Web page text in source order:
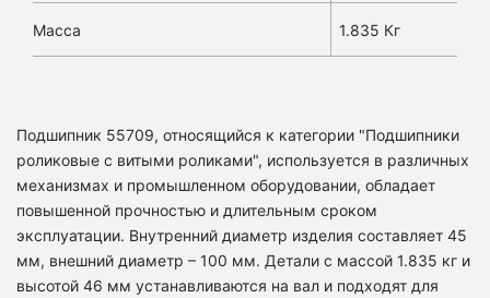
Масса 1.835 Кг
Подшипник 55709, относящийся к категории "Подшипники
роликовые с витыми роликами", используется в различных
механизмах и промышленном оборудовании, обладает
повышенной прочностью и длительным сроком
эксплуатации. Внутренний диаметр изделия составляет 45
мм, внешний диаметр – 100 мм. Детали с массой 1.835 кг и
высотой 46 мм устанавливаются на вал и подходят для